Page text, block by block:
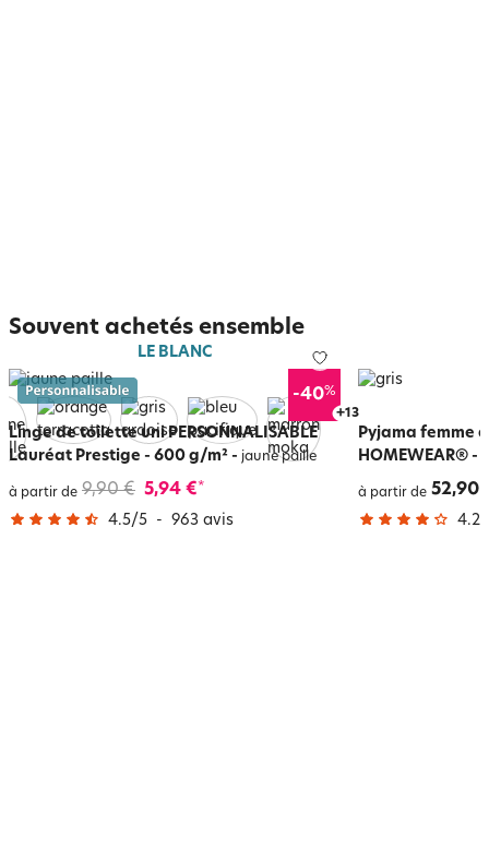
Souvent achetés ensemble
LE BLANC
-40%
+17
Linge de toilette uni PERSONNALISABLE
Lauréat Prestige - 600 g/m² - jaune paille
à partir de 9,90 € 5,94 €*
4.5/5 - 963 avis
Pyjama femme
HOMEWEAR® -
à partir de 52,90
4.2